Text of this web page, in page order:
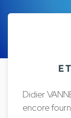
Didier
encore